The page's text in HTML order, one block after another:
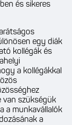
és sikeres
egy diák
kollégák és
a kollégákkal
van szükségük
a munkavállalók
a